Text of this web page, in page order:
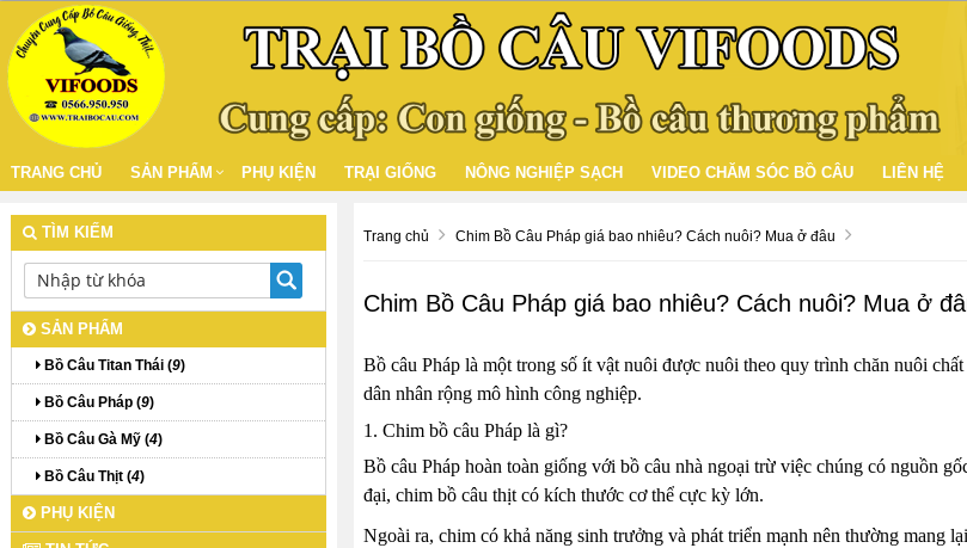
TRANG CHỦ SẢN PHẨM PHỤ KIỆN TRẠI GIỐNG NÔNG NGHIỆP SẠCH VIDEO CHĂM SÓC BỒ CÂU LIÊN HỆ
Trang chủ Chim Bồ Câu Pháp giá bao nhiêu? Cách nuôi? Mua ở đâu
Chim Bồ Câu Pháp giá bao nhiêu? Cách nuôi? Mua ở
Bồ câu Pháp là một trong số ít vật nuôi được nuôi theo quy trình chăn nuôi
dân nhân rộng mô hình công nghiệp.
1. Chim bồ câu Pháp là gì?
Bồ câu Pháp hoàn toàn giống với bồ câu nhà ngoại trừ việc chúng có nguồn
đại, chim bồ câu thịt có kích thước cơ thể cực kỳ lớn.
Ngoài ra, chim có khả năng sinh trưởng và phát triển mạnh nên thường mang
TÌM KIẾM
SẢN PHẨM
Bồ Câu Titan Thái (9)
Bồ Câu Pháp (9)
Bồ Câu Gà Mỹ (4)
Bồ Câu Thịt (4)
PHỤ KIỆN